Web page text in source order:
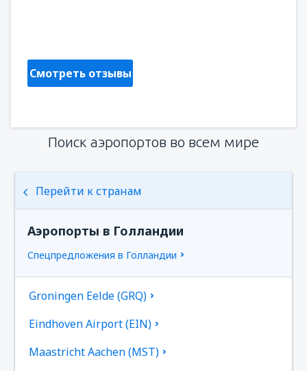
Смотреть отзывы
Поиск аэропортов во всем мире
Перейти к странам
Аэропорты в Голландии
Спецпредложения в Голландии
Groningen Eelde (GRQ)
Eindhoven Airport (EIN)
Maastricht Aachen (MST)